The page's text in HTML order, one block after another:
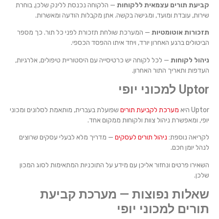
קביעת תורים עצמאית ללקוחות — הלקוחה נכנסת ללינק שלכן, בוחרת
שירות, עובדת ומועד, ומגישה בקשה. אתן מקבלות הודעה ומאשרות.
תזכורות אוטומטיות — המערכת שולחת תזכורת לפני כל תור. כך מספר
הביטולים ברגע האחרון יורד, ויחד איתו ההפסד הכספי.
ניהול לקוחות — לכל לקוחה יש כרטיסייה עם היסטוריית טיפולים, אלרגיות,
העדפות ותאריך התור האחרון.
Uptor למכוני יופי
Uptor היא מערכת לקביעת תורים שפועלת בעברית, מותאמת לסלונים ומכוני
יופי, ומאפשרת ניהול צוות ולקוחות ממקום אחד.
לקריאה נוספת: ניהול תורים לעסקים — מדריך מלא לבעלי עסקים שרוצים
לנהל יומן חכם.
השאירו פרטים ונחזור אליכן עם מידע על התוכניות המתאימות לסוג המכון
שלכן.
שאלות נפוצות — מערכת קביעת
תורים למכוני יופי